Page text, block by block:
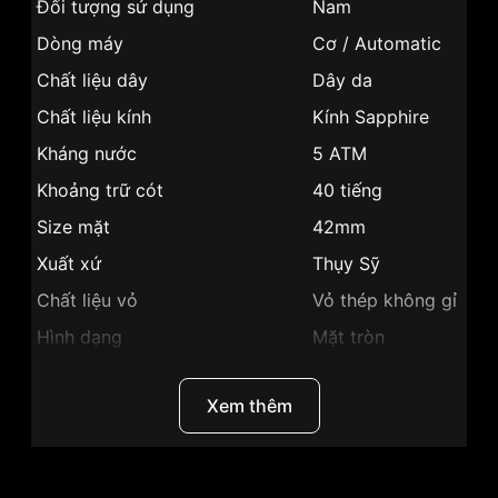
Đối tượng sử dụng
Nam
Dòng máy
Cơ / Automatic
Chất liệu dây
Dây da
Chất liệu kính
Kính Sapphire
Kháng nước
5 ATM
Khoảng trữ cót
40 tiếng
Size mặt
42mm
Xuất xứ
Thụy Sỹ
Chất liệu vỏ
Vỏ thép không gỉ
Hình dạng
Mặt tròn
Vỏ Màu Vàng
Sang trọng
Xem thêm